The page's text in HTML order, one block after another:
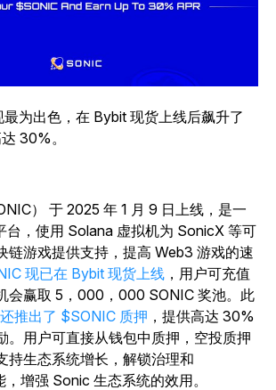
为出色，在 Bybit 现货上线后飙升了
30%。
） 于 2025 年 1 月 9 日上线，是一
台，使用 Solana 虚拟机为 SonicX 等可
链游戏提供支持，提高 Web3 游戏的速
现已在 Bybit 现货上线 ，用户可充值
会赢取 5，000，000 SONIC 奖池。此
推出了 $SONIC 质押 ，提供高达 30%
。用户可直接从钱包中质押，空投质押
持生态系统增长，解锁治理和
增强 Sonic 生态系统的效用。